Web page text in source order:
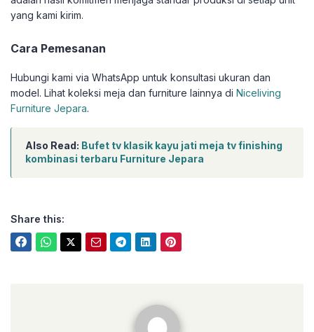
yang kami kirim.
Cara Pemesanan
Hubungi kami via WhatsApp untuk konsultasi ukuran dan
model. Lihat koleksi meja dan furniture lainnya di Niceliving
Furniture Jepara.
Also Read: Bufet tv klasik kayu jati meja tv finishing
kombinasi terbaru Furniture Jepara
Share this: